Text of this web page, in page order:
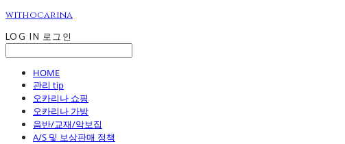
withocarina
LOG IN 로그인
HOME
관리 tip
오카리나 쇼핑
오카리나 가방
음반/교재/악보집
A/S 및 보상판매 정책